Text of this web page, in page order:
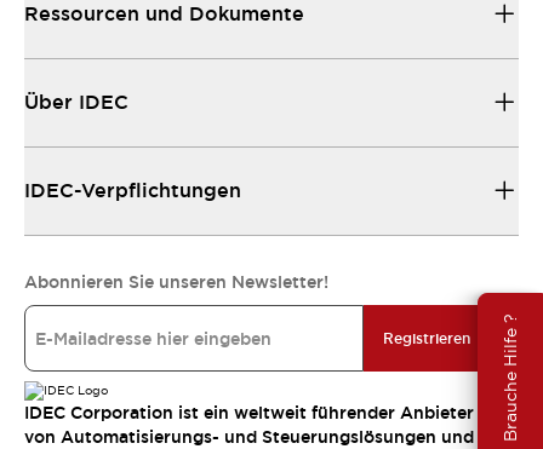
Brauche Hilfe ?
Ressourcen und Dokumente
Über IDEC
IDEC-Verpflichtungen
Abonnieren Sie unseren Newsletter!
Registrieren
IDEC Corporation ist ein weltweit führender Anbieter
von Automatisierungs- und Steuerungslösungen und